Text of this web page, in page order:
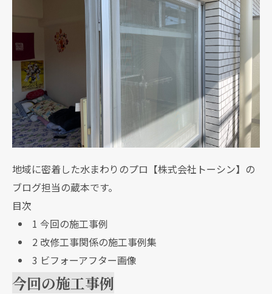
地域に密着した水まわりのプロ【株式会社トーシン】の
ブログ担当の蔵本です。
目次
1 今回の施工事例
2改修工事関係の施工事例集
3 ビフォーアフター画像
今回の施工事例